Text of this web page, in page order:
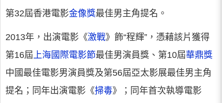
第32屆香港電影金像獎最佳男主角提名。
2013年，出演電影《激戰》飾“程輝”，憑藉該片獲得
第16屆上海國際電影節最佳男演員獎、第10屆華鼎獎
中國最佳電影男演員獎及第56屆亞太影展最佳男主角
提名；同年出演電影《掃毒》；同年首次執導電影